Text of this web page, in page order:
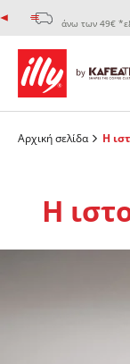
άνω των 49€
Αρχική σελίδα Η
Η